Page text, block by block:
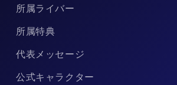
所属ライバー
所属特典
代表メッセージ
公式キャラクター